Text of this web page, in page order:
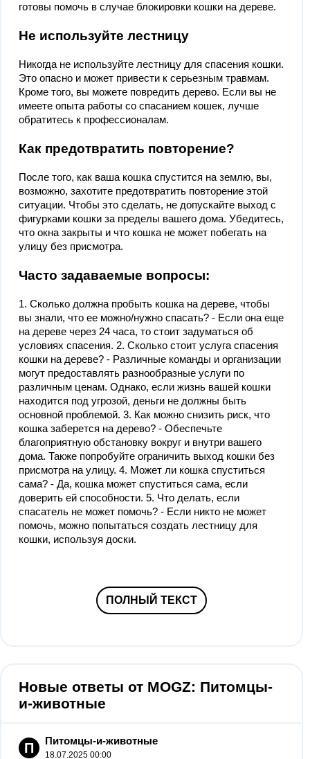
готовы помочь в случае блокировки кошки на дереве.
Не используйте лестницу
Никогда не используйте лестницу для спасения кошки.
Это опасно и может привести к серьезным травмам.
Кроме того, вы можете повредить дерево. Если вы не
имеете опыта работы со спасанием кошек, лучше
обратитесь к профессионалам.
Как предотвратить повторение?
После того, как ваша кошка спустится на землю, вы,
возможно, захотите предотвратить повторение этой
ситуации. Чтобы это сделать, не допускайте выход с
фигурками кошки за пределы вашего дома. Убедитесь,
что окна закрыты и что кошка не может побегать на
улицу без присмотра.
Часто задаваемые вопросы:
1. Сколько должна пробыть кошка на дереве, чтобы
вы знали, что ее можно/нужно спасать? - Если она еще
на дереве через 24 часа, то стоит задуматься об
условиях спасения. 2. Сколько стоит услуга спасения
кошки на дереве? - Различные команды и организации
могут предоставлять разнообразные услуги по
различным ценам. Однако, если жизнь вашей кошки
находится под угрозой, деньги не должны быть
основной проблемой. 3. Как можно снизить риск, что
кошка заберется на дерево? - Обеспечьте
благоприятную обстановку вокруг и внутри вашего
дома. Также попробуйте ограничить выход кошки без
присмотра на улицу. 4. Может ли кошка спуститься
сама? - Да, кошка может спуститься сама, если
доверить ей способности. 5. Что делать, если
спасатель не может помочь? - Если никто не может
помочь, можно попытаться создать лестницу для
кошки, используя доски.
ПОЛНЫЙ ТЕКСТ
Новые ответы от MOGZ: Питомцы-
и-животные
П Питомцы-и-животные
18.07.2025 00:00